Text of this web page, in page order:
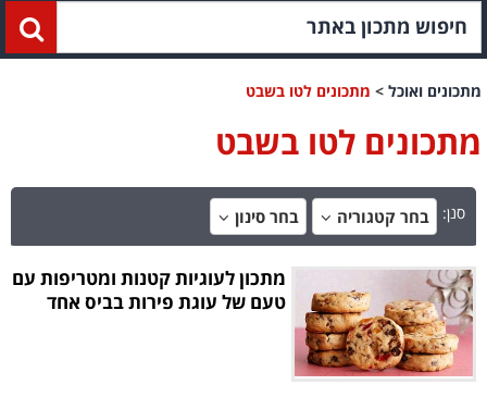
מתכונים ואוכל > מתכונים לטו בשבט
מתכונים לטו בשבט
סנן: בחר קטגוריה בחר סינון
מתכון לעוגיות קטנות ומטריפות עם
טעם של עוגת פירות בביס אחד